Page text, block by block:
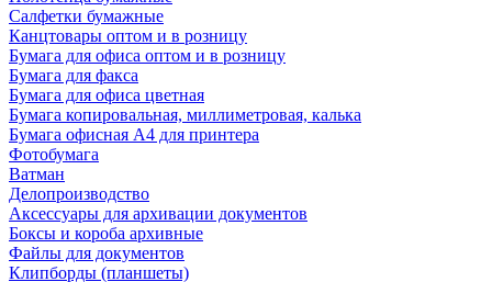
Салфетки бумажные
Канцтовары оптом и в розницу
Бумага для офиса оптом и в розницу
Бумага для факса
Бумага для офиса цветная
Бумага копировальная, миллиметровая, калька
Бумага офисная А4 для принтера
Фотобумага
Ватман
Делопроизводство
Аксессуары для архивации документов
Боксы и короба архивные
Файлы для документов
Клипборды (планшеты)